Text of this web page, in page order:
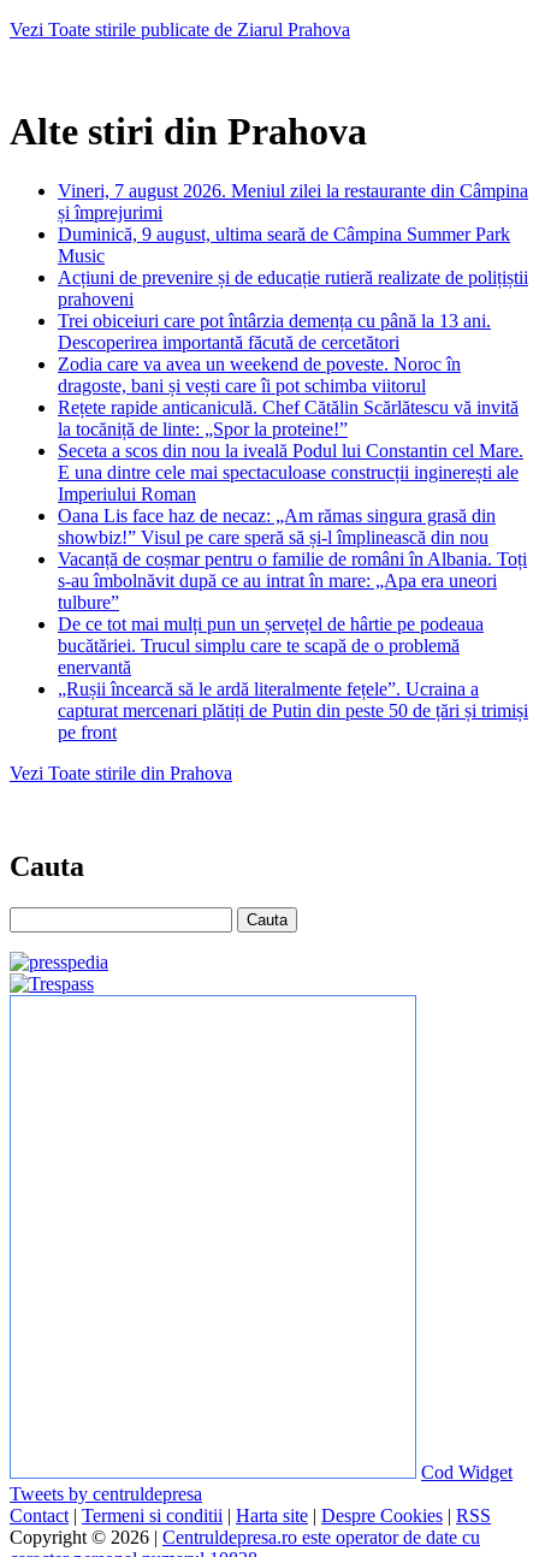
Vezi Toate stirile publicate de Ziarul Prahova
Alte stiri din Prahova
Vineri, 7 august 2026. Meniul zilei la restaurante din Câmpina
și împrejurimi
Duminică, 9 august, ultima seară de Câmpina Summer Park
Music
Acțiuni de prevenire și de educație rutieră realizate de polițiștii
prahoveni
Trei obiceiuri care pot întârzia demența cu până la 13 ani.
Descoperirea importantă făcută de cercetători
Zodia care va avea un weekend de poveste. Noroc în
dragoste, bani și vești care îi pot schimba viitorul
Rețete rapide anticaniculă. Chef Cătălin Scărlătescu vă invită
la tocăniță de linte: „Spor la proteine!”
Seceta a scos din nou la iveală Podul lui Constantin cel Mare.
E una dintre cele mai spectaculoase construcții inginerești ale
Imperiului Roman
Oana Lis face haz de necaz: „Am rămas singura grasă din
showbiz!” Visul pe care speră să și-l împlinească din nou
Vacanță de coșmar pentru o familie de români în Albania. Toți
s-au îmbolnăvit după ce au intrat în mare: „Apa era uneori
tulbure”
De ce tot mai mulți pun un șervețel de hârtie pe podeaua
bucătăriei. Trucul simplu care te scapă de o problemă
enervantă
„Rușii încearcă să le ardă literalmente fețele”. Ucraina a
capturat mercenari plătiți de Putin din peste 50 de țări și trimiși
pe front
Vezi Toate stirile din Prahova
Cauta
Cod Widget
Tweets by centruldepresa
Contact | Termeni si conditii | Harta site | Despre Cookies | RSS
Copyright © 2026 | Centruldepresa.ro este operator de date cu